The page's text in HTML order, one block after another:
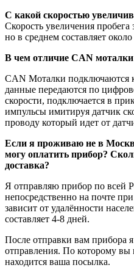
С какой скоростью
Скорость увеличения
но в среднем составляет
В чем отличие CAN моталки
CAN Моталки подключаются
данные передаются по
скорости, подключается в
импульсы имитируя датчик
проводу который идет от
Если я проживаю не в
могу оплатить прибор?
доставка?
Я отправляю прибор по всей
непосредственно на почте
зависит от удалённости
составляет 4-8 дней.
После отправки вам
отправления. По которому вы
находится ваша посылка.